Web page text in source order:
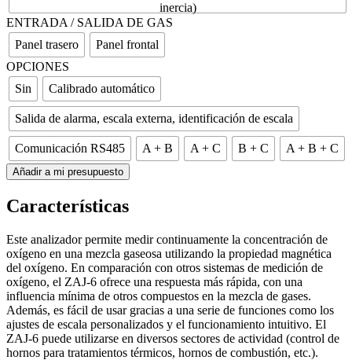
inercia)
ENTRADA / SALIDA DE GAS
Panel trasero
Panel frontal
OPCIONES
Sin
Calibrado automático
Salida de alarma, escala externa, identificación de escala
Comunicación RS485 A + B A + C B + C A + B + C
Añadir a mi presupuesto
Características
Este analizador permite medir continuamente la concentración de
oxígeno en una mezcla gaseosa utilizando la propiedad magnética
del oxígeno. En comparación con otros sistemas de medición de
oxígeno, el ZAJ-6 ofrece una respuesta más rápida, con una
influencia mínima de otros compuestos en la mezcla de gases.
Además, es fácil de usar gracias a una serie de funciones como los
ajustes de escala personalizados y el funcionamiento intuitivo. El
ZAJ-6 puede utilizarse en diversos sectores de actividad (control de
hornos para tratamientos térmicos, hornos de combustión, etc.).